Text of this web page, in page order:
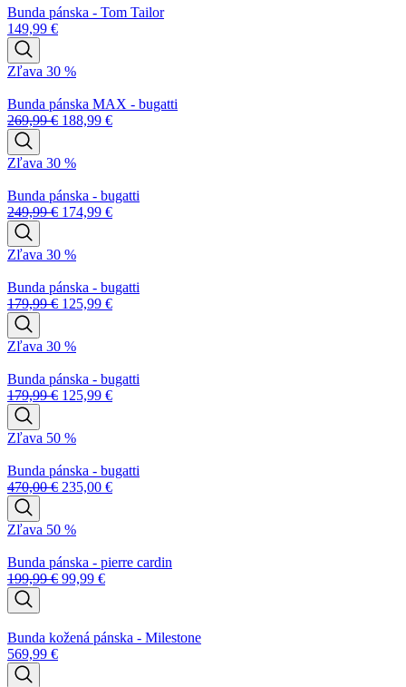
Bunda pánska - Tom Tailor
149,99 €
Zľava 30 %
Bunda pánska MAX - bugatti
269,99€ 188,99 €
Zľava 30 %
Bunda pánska - bugatti
249,99€ 174,99 €
Zľava 30 %
Bunda pánska - bugatti
179,99€ 125,99 €
Zľava 30 %
Bunda pánska - bugatti
179,99€ 125,99 €
Zľava 50 %
Bunda pánska - bugatti
470,00€ 235,00 €
Zľava 50 %
Bunda pánska - pierre cardin
199,99€ 99,99 €
Bunda kožená pánska - Milestone
569,99 €